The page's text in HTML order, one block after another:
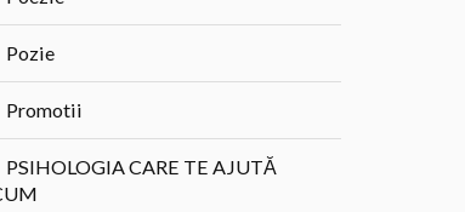
Pozie
Promotii
PSIHOLOGIA CARE TE AJUTĂ